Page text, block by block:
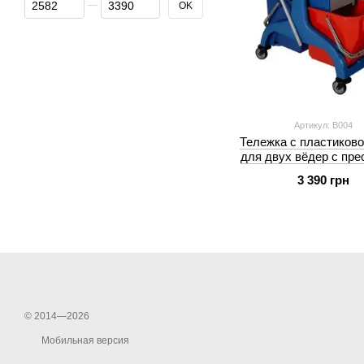
Артикул: B004
Тележка с
для двух вёдер с
3 390 грн
OK
© 2014—2026
Мобильная версия